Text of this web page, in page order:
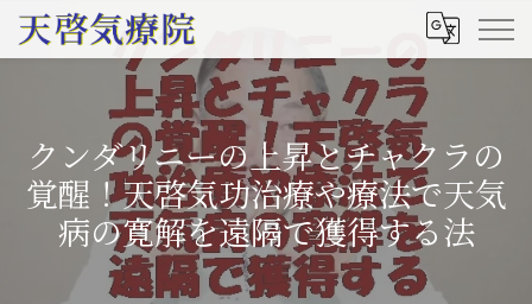
クンダリニーの上昇とチャクラの
覚醒！天啓気功治療や療法で天気
病の寛解を遠隔で獲得する法